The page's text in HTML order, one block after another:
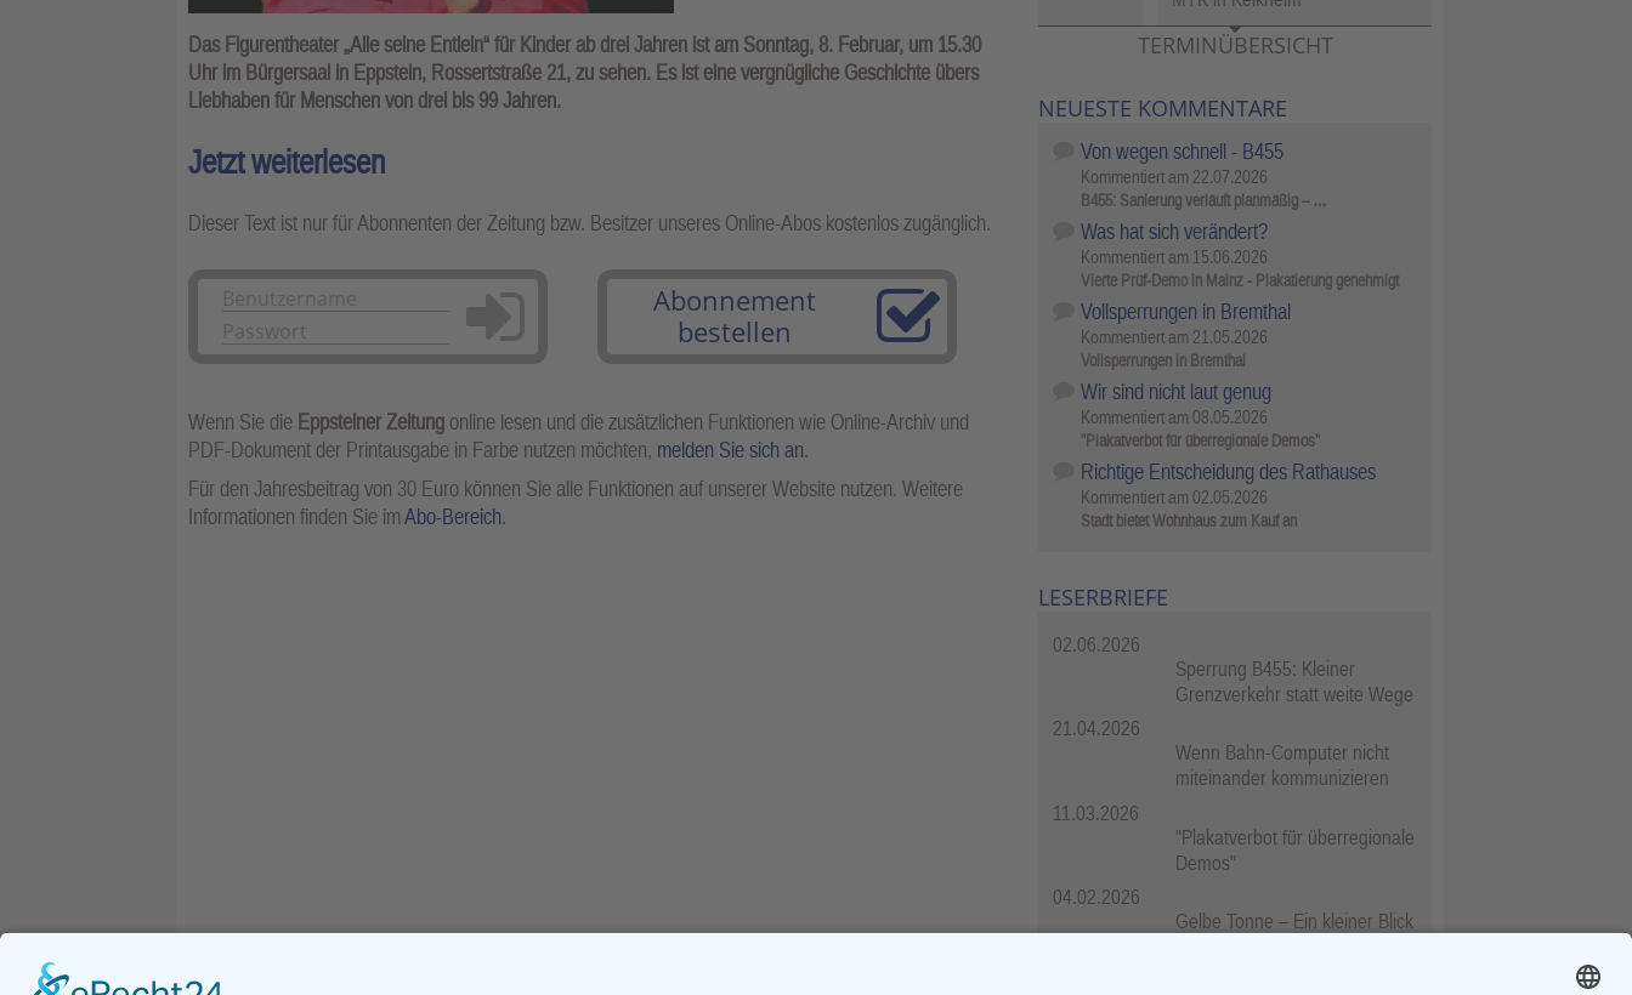
Das Figurentheater „Alle seine Entlein“ für Kinder ab drei Jahren ist am Sonntag, 8. Februar, um 15.30
Uhr im Bürgersaal in Eppstein, Rossertstraße 21, zu sehen. Es ist eine vergnügliche Geschichte übers
Liebhaben für Menschen von drei bis 99 Jahren.
Jetzt weiterlesen
Dieser Text ist nur für Abonnenten der Zeitung bzw. Besitzer unseres Online-Abos kostenlos zugänglich.
Anmelden
Abonnement
bestellen
Wenn Sie die Eppsteiner Zeitung online lesen und die zusätzlichen Funktionen wie Online-Archiv und
PDF-Dokument der Printausgabe in Farbe nutzen möchten, melden Sie sich an.
Für den Jahresbeitrag von 30 Euro können Sie alle Funktionen auf unserer Website nutzen. Weitere
Informationen finden Sie imAbo-Bereich.
TERMINÜBERSICHT
NEUESTE KOMMENTARE
Von wegen schnell - B455
Kommentiert am 22.07.2026
B455: Sanierung verläuft planmäßig – …
Was hat sich verändert?
Kommentiert am 15.06.2026
Vierte Prüf-Demo in Mainz - Plakatierung genehmigt
Vollsperrungen in Bremthal
Kommentiert am 21.05.2026
Vollsperrungen in Bremthal
Wir sind nicht laut genug
Kommentiert am 08.05.2026
"Plakatverbot für überregionale Demos"
Richtige Entscheidung des Rathauses
Kommentiert am 02.05.2026
Stadt bietet Wohnhaus zum Kauf an
LESERBRIEFE
02.06.2026
Sperrung B455: Kleiner
Grenzverkehr statt weite Wege
21.04.2026
Wenn Bahn-Computer nicht
miteinander kommunizieren
11.03.2026
"Plakatverbot für überregionale
Demos"
04.02.2026
Gelbe Tonne – Ein kleiner Blick